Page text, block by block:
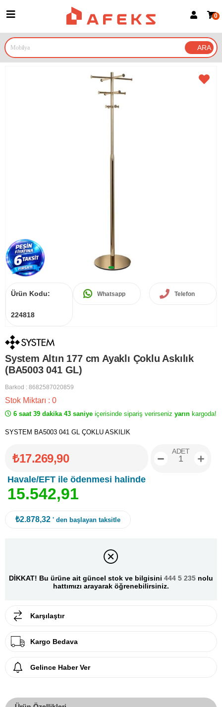
Google İle Bağlan
0
Ürün Kodu:
224818
Whatsapp Telefon
System Altın 177 cm Ayaklı Çoklu Askılık
(BA5003 041 GL)
Barkod : 8682587020859
Stok Miktarı : 0
6 saat 39 dakika 43 saniye içerisinde sipariş verirseniz yarın kargoda!
SYSTEM BA5003 041 GL ÇOKLU ASKILIK
₺17.269,90
Havale/EFT ile ödenmesi halinde
15.542,91
ADET
₺2.878,32 ' den başlayan taksitle
DİKKAT! Bu ürüne ait güncel stok ve bilgisini 444 5 235 nolu
hattımızı arayarak öğrenebilirsiniz.
Karşılaştır
Kargo Bedava
Gelince Haber Ver